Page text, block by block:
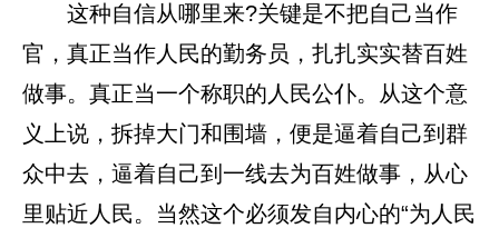
这种自信从哪里来?关键是不把自己当作
官，真正当作人民的勤务员，扎扎实实替百姓
做事。真正当一个称职的人民公仆。从这个意
义上说，拆掉大门和围墙，便是逼着自己到群
众中去，逼着自己到一线去为百姓做事，从心
里贴近人民。当然这个必须发自内心的“为人民